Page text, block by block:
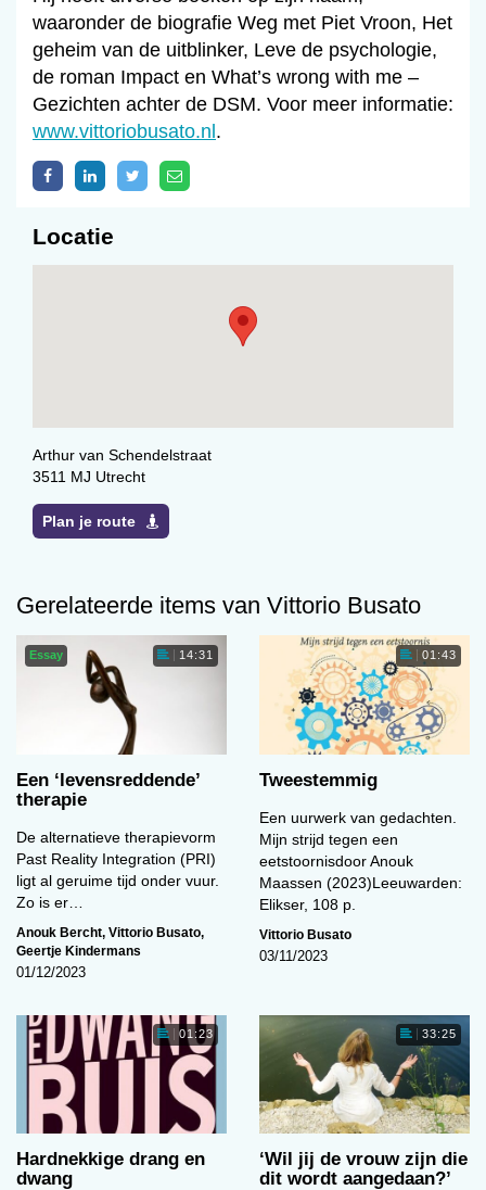
waaronder de biografie Weg met Piet Vroon, Het
geheim van de uitblinker, Leve de psychologie,
de roman Impact en What’s wrong with me –
Gezichten achter de DSM. Voor meer informatie:
www.vittoriobusato.nl .
Locatie
Arthur van Schendelstraat
3511 MJ Utrecht
Plan je route
Gerelateerde items van Vittorio Busato
Essay 14:31
Een ‘levens­reddende’
therapie
De alternatieve therapievorm
Past Reality Integration (PRI)
ligt al geruime tijd onder vuur.
Zo is er…
Anouk Bercht, Vittorio Busato,
Geertje Kindermans
01/12/2023
01:43
Tweestemmig
Een uurwerk van gedachten.
Mijn strijd tegen een
eetstoornisdoor Anouk
Maassen (2023)Leeuwarden:
Elikser, 108 p.
Vittorio Busato
03/11/2023
01:23
Hardnekkige drang en
dwang
33:25
‘Wil jij de vrouw zijn die
dit wordt aangedaan?’